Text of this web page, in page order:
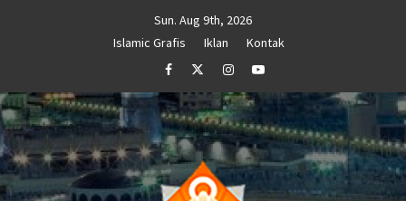
Sun. Aug 9th, 2026
Islamic Grafis
Iklan
Kontak
FacebookTwitterInstagramYoutube